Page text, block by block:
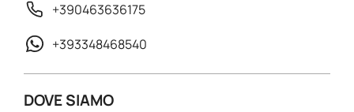
+390463636175
+393348468540
DOVE SIAMO